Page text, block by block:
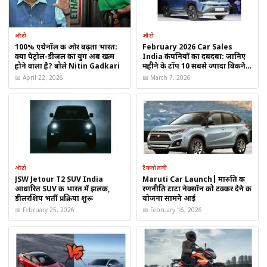
बड़ा टचस्क्रीन इंफोटेनमेंट सिस्टम
डिजिटल ड्राइवर डिस्प्ले
ADAS सेफ्टी फीचर्स
वायरलेस Android Auto और Apple CarPlay
जैसे एडवांस फीचर्स इसमें शामिल हो सकते हैं।
ऑटो
100% एथेनॉल की ओर बढ़ता भारत:
क्या पेट्रोल-डीजल का युग अब खत्म
होने वाला है? बोले Nitin Gadkari
📅 April 22, 2026
ऑटो
February 2026 Car Sales
India कंपनियों का दबदबा: जानिए
महीने के टॉप 10 सबसे ज्यादा बिकने
वाले ब्रांड
📅 March 7, 2026
ऑटो
JSW Jetour T2 SUV India
आधारित SUV की भारत में झलक,
डीलरशिप भर्ती प्रक्रिया शुरू
📅 February 25, 2026
टैकनोलजी
Maruti Car Launch| मारुति की
रणनीति टाटा नेक्सॉन को टक्कर देने की
योजना सामने आई
📅 February 16, 2026